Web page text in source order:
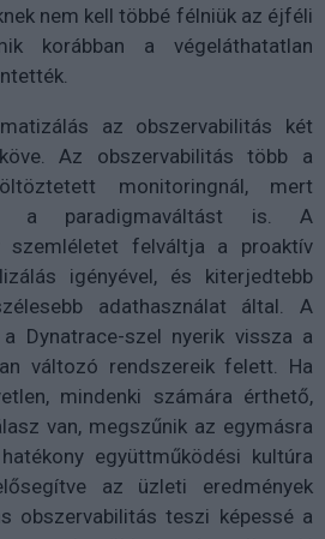
nem kell többé félniük az éjféli
korábban a végeláthatatlan
az obszervabilitás két
Az obszervabilitás több a
monitoringnál, mert
a paradigmaváltást is. A
szemléletet felváltja a proaktív
igényével, és kiterjedtebb
adathasználat által. A
Dynatrace-szel nyerik vissza a
változó rendszereik felett. Ha
mindenki számára érthető,
van, megszűnik az egymásra
együttműködési kultúra
az üzleti eredmények
obszervabilitás teszi képessé a